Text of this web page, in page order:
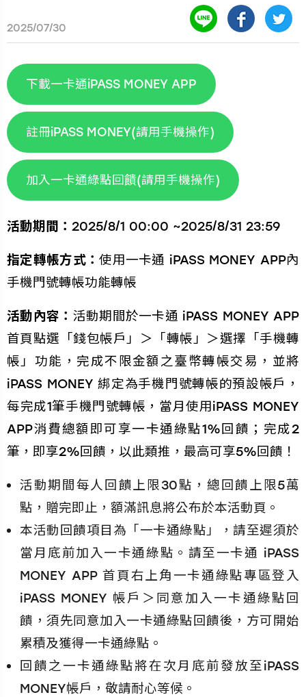
2025/07/30
下載一卡通iPASS MONEY APP
註冊iPASS MONEY(請用手機操作)
加入一卡通綠點回饋(請用手機操作)
活動期間： 2025/8/1 00:00 ~2025/8/31 23:59
指定轉帳方式：使用一卡通 iPASS MONEY APP內
手機門號轉帳功能轉帳
活動內容： 活動期間於一卡通 iPASS MONEY APP
首頁點選「錢包帳戶」＞「轉帳」＞選擇「手機轉
帳」功能，完成不限金額之臺幣轉帳交易，並將
iPASS MONEY 綁定為手機門號轉帳的預設帳戶，
每完成1筆手機門號轉帳，當月使用iPASS MONEY
APP消費總額即可享一卡通綠點1%回饋；完成2
筆，即享2%回饋，以此類推，最高可享5%回饋！
活動期間每人回饋上限30點，總回饋上限5萬
點，贈完即止，額滿訊息將公布於本活動頁。
本活動回饋項目為「一卡通綠點」，請至遲須於
當月底前加入一卡通綠點。請至一卡通 iPASS
MONEY APP 首頁右上角一卡通綠點專區登入
iPASS MONEY 帳戶＞同意加入一卡通綠點回
饋，須先同意加入一卡通綠點回饋後，方可開始
累積及獲得一卡通綠點。
回饋之一卡通綠點將在次月底前發放至iPASS
MONEY帳戶，敬請耐心等候。